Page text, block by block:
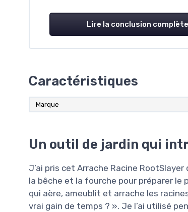
Lire la conclusion complète
Caractéristiques
Marque
Un outil de jardin qui
J’ai pris cet Arrache Racine
la bêche et la fourche pour préparer le
qui aère, ameublit et arrache les
vrai gain de temps ? ». Je l’ai utilisé